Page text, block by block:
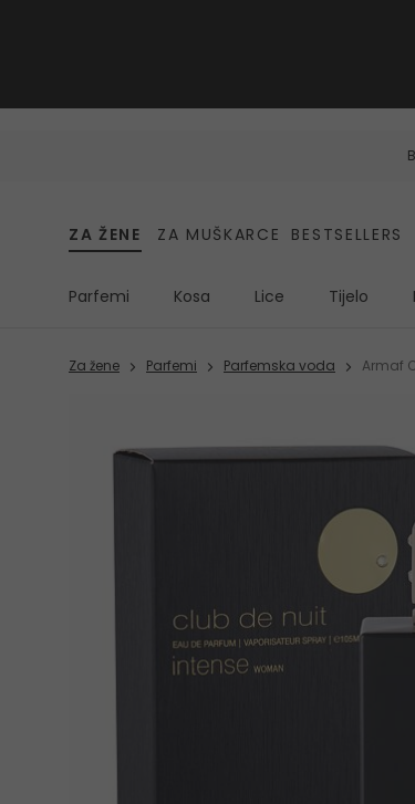
ZA ŽENE ZA MUŠKARCE BESTSELLERS
Parfemi Kosa Lice Tijelo
Za žene Parfemi Parfemska voda Armaf